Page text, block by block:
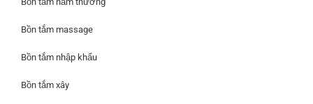
Bồn tắm massage
Bồn tắm nhập khẩu
Bồn tắm xây